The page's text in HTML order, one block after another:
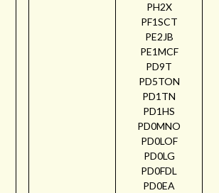
PH2X
PF1SCT
PE2JB
PE1MCF
PD9T
PD5TON
PD1TN
PD1HS
PD0MNO
PD0LOF
PD0LG
PD0FDL
PD0EA